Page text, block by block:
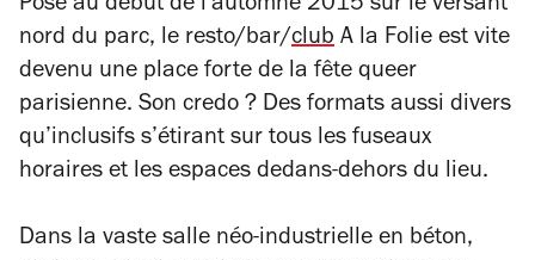
Posé au début de l'automne 2015 sur le versant
nord du parc, le resto/bar/club A la Folie est vite
devenu une place forte de la fête queer
parisienne. Son credo ? Des formats aussi divers
qu’inclusifs s’étirant sur tous les fuseaux
horaires et les espaces dedans-dehors du lieu.
Dans la vaste salle néo-industrielle en béton,